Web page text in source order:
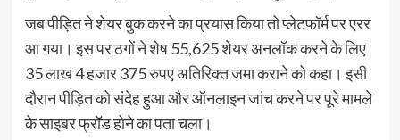
जब पीड़ित ने शेयर बुक करने का प्रयास किया तो प्लेटफॉर्म पर एरर
आ गया। इस पर ठगों ने शेष 55,625 शेयर अनलॉक करने के लिए
35 लाख 4 हजार 375 रुपए अतिरिक्त जमा कराने को कहा। इसी
दौरान पीड़ित को संदेह हुआ और ऑनलाइन जांच करने पर पूरे मामले
के साइबर फ्रॉड होने का पता चला।